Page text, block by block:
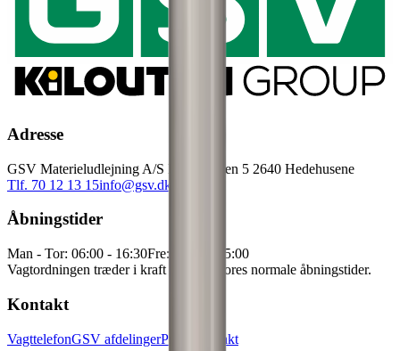
Adresse
GSV Materieludlejning A/S Baldersbuen 5 2640 Hedehusene
Tlf. 70 12 13 15info@gsv.dk
Åbningstider
Man - Tor: 06:00 - 16:30Fre: 06:00 - 15:00
Vagtordningen træder i kraft udenfor vores normale åbningstider.
Kontakt
VagttelefonGSV afdelingerPressekontakt